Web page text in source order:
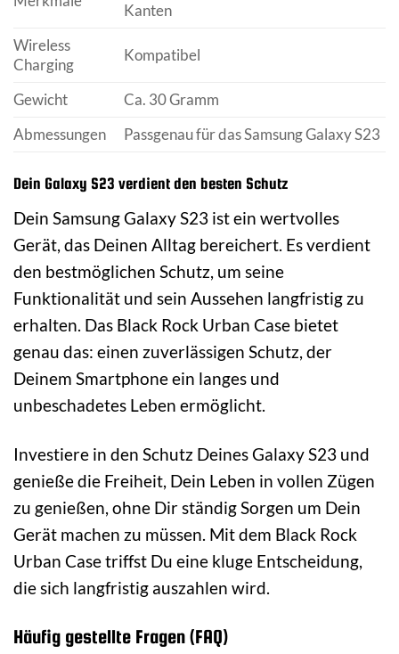
Kanten
Wireless
Charging
Kompatibel
Gewicht
Ca. 30 Gramm
Abmessungen
Passgenau für das Samsung Galaxy S23
Dein Galaxy S23 verdient den besten Schutz
Dein Samsung Galaxy S23 ist ein wertvolles
Gerät, das Deinen Alltag bereichert. Es verdient
den bestmöglichen Schutz, um seine
Funktionalität und sein Aussehen langfristig zu
erhalten. Das Black Rock Urban Case bietet
genau das: einen zuverlässigen Schutz, der
Deinem Smartphone ein langes und
unbeschadetes Leben ermöglicht.
Investiere in den Schutz Deines Galaxy S23 und
genieße die Freiheit, Dein Leben in vollen Zügen
zu genießen, ohne Dir ständig Sorgen um Dein
Gerät machen zu müssen. Mit dem Black Rock
Urban Case triffst Du eine kluge Entscheidung,
die sich langfristig auszahlen wird.
Häufig gestellte Fragen (FAQ)